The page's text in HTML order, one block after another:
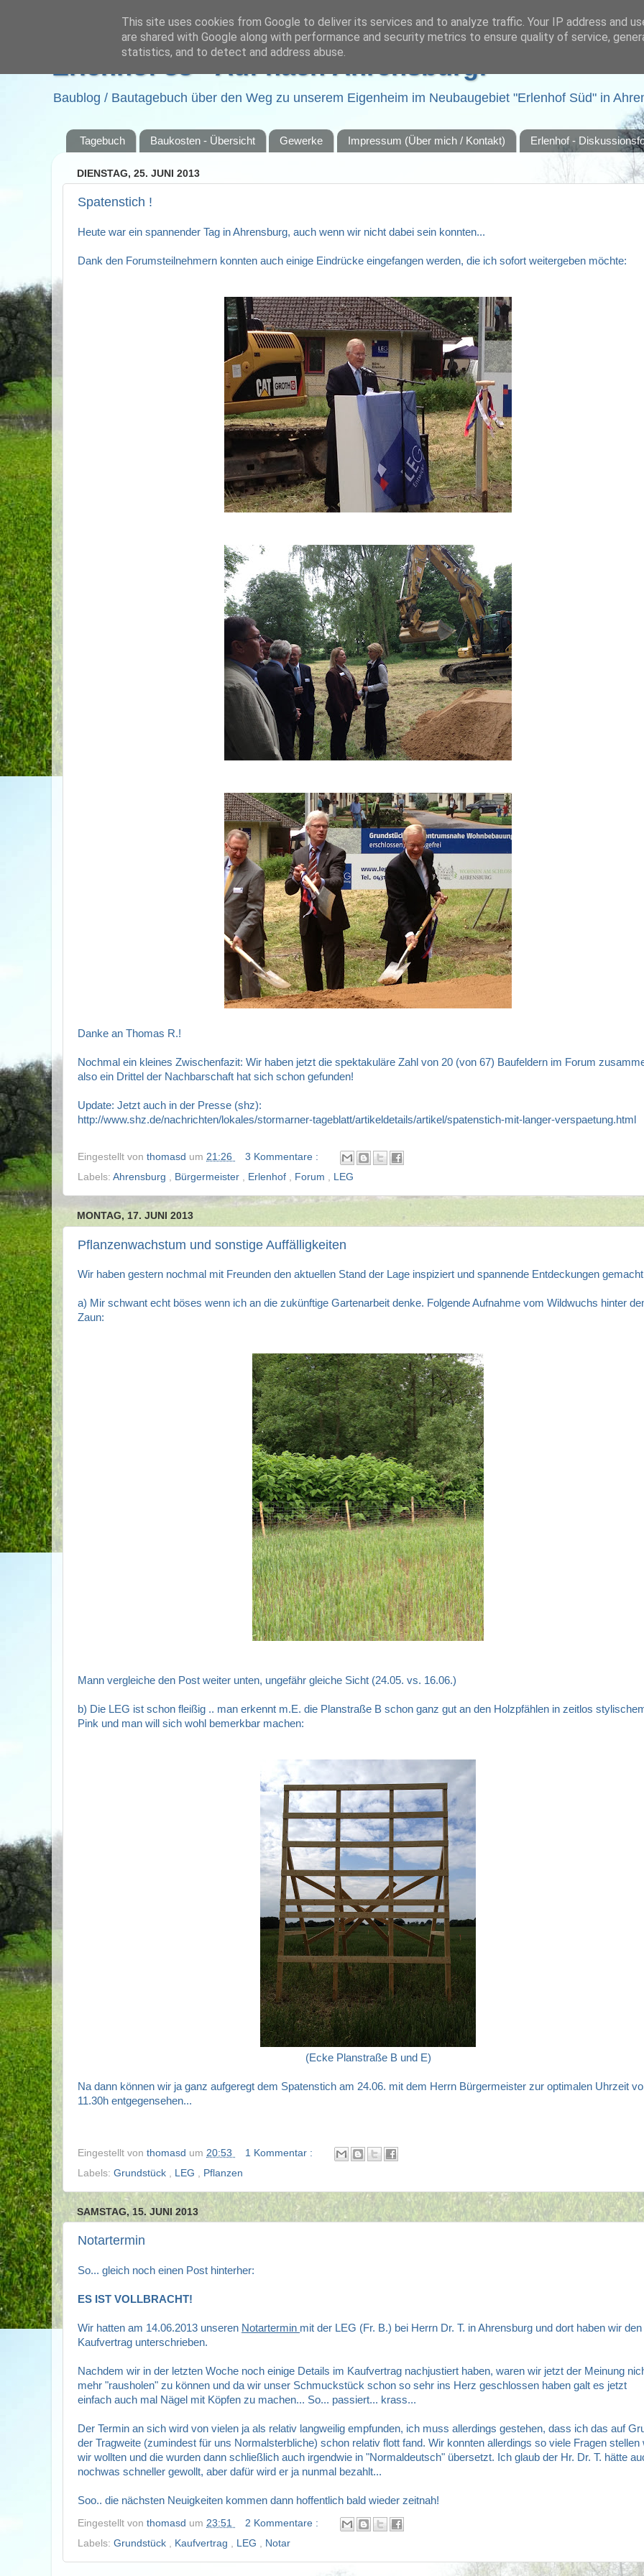
Erlenhof 38 - Auf nach Ahrensburg!
Baublog / Bautagebuch über den Weg zu unserem Eigenheim im Neubaugebiet "Erlenhof Süd" in
Tagebuch Baukosten - Übersicht Gewerke Impressum (Über mich / Kontakt) Erlenhof -
DIENSTAG, 25. JUNI 2013
Spatenstich !
Heute war ein spannender Tag in Ahrensburg, auch wenn wir nicht dabei sein konnten...
Dank den Forumsteilnehmern konnten auch einige Eindrücke eingefangen werden, die ich sofort weitergeben möchte:
Danke an Thomas R.!
Nochmal ein kleines Zwischenfazit: Wir haben jetzt die spektakuläre Zahl von 20 (von 67) Baufeldern im Forum
also ein Drittel der Nachbarschaft hat sich schon gefunden!
Update: Jetzt auch in der Presse (shz):
http://www.shz.de/nachrichten/lokales/stormarner-tageblatt/artikeldetails/artikel/spatenstich-mit-langer-verspaetung.html
Eingestellt von thomasd um 21:26
3 Kommentare :
Labels: Ahrensburg , Bürgermeister , Erlenhof , Forum , LEG
MONTAG, 17. JUNI 2013
Pflanzenwachstum und sonstige Auffälligkeiten
Wir haben gestern nochmal mit Freunden den aktuellen Stand der Lage inspiziert und spannende Entdeckungen
a) Mir schwant echt böses wenn ich an die zukünftige Gartenarbeit denke. Folgende Aufnahme vom Wildwuchs hinter
Zaun:
Mann vergleiche den Post weiter unten, ungefähr gleiche Sicht (24.05. vs. 16.06.)
b) Die LEG ist schon fleißig .. man erkennt m.E. die Planstraße B schon ganz gut an den Holzpfählen in zeitlos
Pink und man will sich wohl bemerkbar machen:
(Ecke Planstraße B und E)
Na dann können wir ja ganz aufgeregt dem Spatenstich am 24.06. mit dem Herrn Bürgermeister zur optimalen Uhrzeit
11.30h entgegensehen...
Eingestellt von thomasd um 20:53
1 Kommentar :
Labels: Grundstück LEG Pflanzen
SAMSTAG, 15. JUNI 2013
Notartermin
So... gleich noch einen Post hinterher:
ES IST VOLLBRACHT!
Wir hatten am 14.06.2013 unseren Notartermin mit der LEG (Fr. B.) bei Herrn Dr. T. in Ahrensburg und dort haben wir den
Kaufvertrag unterschrieben.
Nachdem wir in der letzten Woche noch einige Details im Kaufvertrag nachjustiert haben, waren wir jetzt der Meinung
mehr "rausholen" zu können und da wir unser Schmuckstück schon so sehr ins Herz geschlossen haben galt es jetzt
einfach auch mal Nägel mit Köpfen zu machen... So... passiert... krass...
Der Termin an sich wird von vielen ja als relativ langweilig empfunden, ich muss allerdings gestehen, dass ich das auf
der Tragweite (zumindest für uns Normalsterbliche) schon relativ flott fand. Wir konnten allerdings so viele Fragen stellen
wir wollten und die wurden dann schließlich auch irgendwie in "Normaldeutsch" übersetzt. Ich glaub der Hr. Dr. T. hätte
nochwas schneller gewollt, aber dafür wird er ja nunmal bezahlt...
Soo.. die nächsten Neuigkeiten kommen dann hoffentlich bald wieder zeitnah!
Eingestellt von thomasd um 23:51
2 Kommentare :
Labels: Grundstück , Kaufvertrag , LEG , Notar
This site uses cookies from Google to deliver its services and to analyze traffic. Your IP address and
are shared with Google along with performance and security metrics to ensure quality of service,
statistics, and to detect and address abuse.